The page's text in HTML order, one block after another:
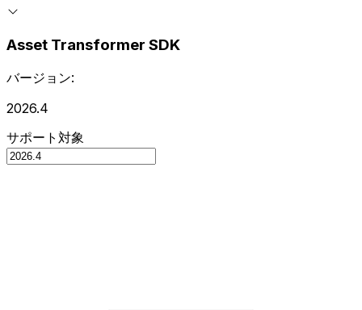
Asset Transformer SDK
バージョン:
2026.4
サポート対象